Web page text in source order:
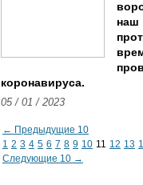
наш
коронавируса.
05 / 01 / 2023
← Предыдущие 10
1 2 3 4 5 6 7 8 9 10 11 12 13
Следующие 10 →